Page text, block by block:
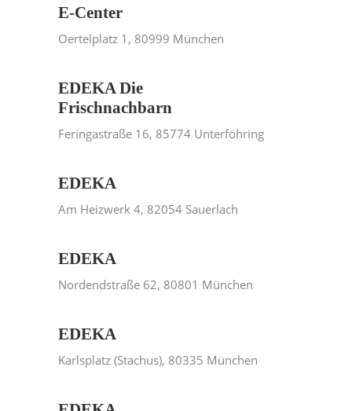
E-Center
Oertelplatz 1, 80999 München
EDEKA Die
Frischnachbarn
Feringastraße 16, 85774 Unterföhring
EDEKA
Am Heizwerk 4, 82054 Sauerlach
EDEKA
Nordendstraße 62, 80801 München
EDEKA
Karlsplatz (Stachus), 80335 München